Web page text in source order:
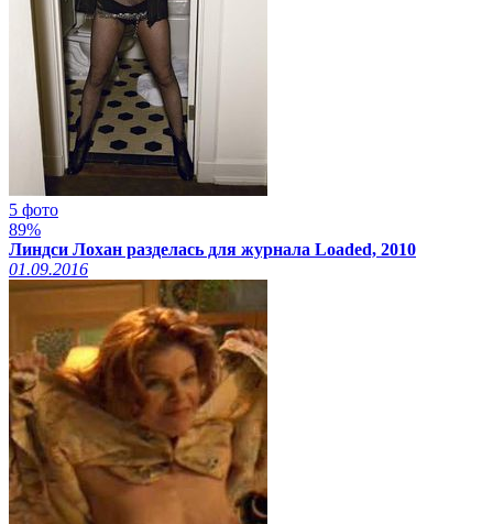
5 фото
89%
Линдси Лохан разделась для журнала Loaded, 2010
01.09.2016